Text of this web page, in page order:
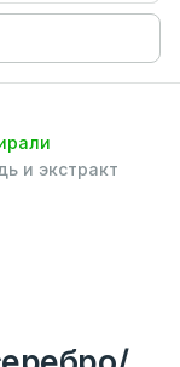
и экстракт